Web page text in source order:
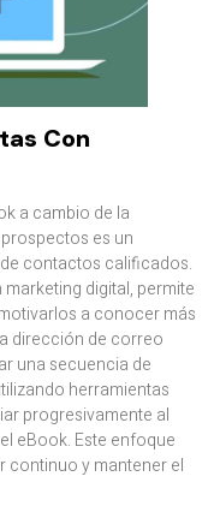
Con
a cambio de la
es un
contactos calificados.
digital, permite
a conocer más
dirección de correo
una secuencia de
herramientas
progresivamente al
eBook. Este enfoque
continuo y mantener el